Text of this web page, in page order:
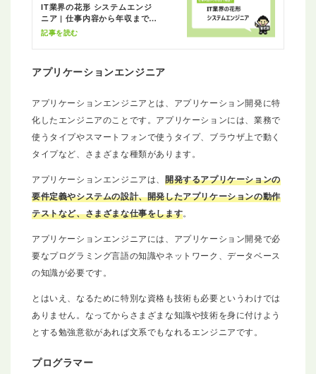
IT業界の花形 システムエンジ
ニア | 仕事内容から年収まで解
説
記事を読む
アプリケーションエンジニア
アプリケーションエンジニアとは、アプリケーション開発に特
化したエンジニアのことです。アプリケーションには、業務で
使うタイプやスマートフォンで使うタイプ、ブラウザ上で動く
タイプなど、さまざまな種類があります。
アプリケーションエンジニアは、 開発するアプリケーションの
要件定義やシステムの設計、開発したアプリケーションの動作
テストなど、さまざまな仕事をします。
アプリケーションエンジニアには、アプリケーション開発で必
要なプログラミング言語の知識やネットワーク、データベース
の知識が必要です。
とはいえ、なるために特別な資格も技術も必要というわけでは
ありません。なってからさまざまな知識や技術を身に付けよう
とする勉強意欲があれば文系でもなれるエンジニアです。
プログラマー